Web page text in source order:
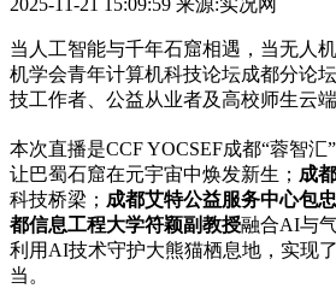
当人工智能与千年石窟相遇，当无人
机学会青年计算机科技论坛成都分论
技工作者、公益从业者及高校师生云端
本次直播是CCF YOCSEF成都“蓉智
让巴蜀石窟在元宇宙中焕发新生； 成
科技桥梁； 成都艾特公益服务中心包
都信息工程大学符颖副教授融合AI与
利用AI技术守护大熊猫栖息地，实现
当。